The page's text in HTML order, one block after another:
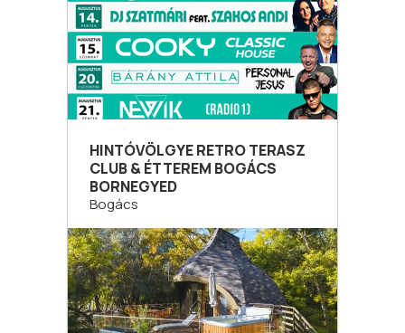
HINTÓVÖLGYE RETRO TERASZ
CLUB & ÉTTEREM BOGÁCS
BORNEGYED
Bogács